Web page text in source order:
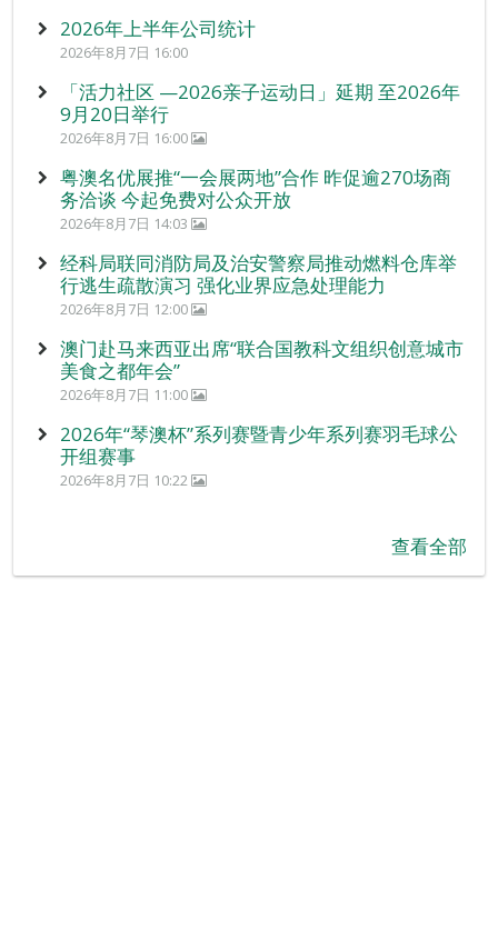
2026年上半年公司统计
2026年8月7日 16:00
「活力社区 —2026亲子运动日」延期 至2026年
9月20日举行
2026年8月7日 16:00
粤澳名优展推“一会展两地”合作 昨促逾270场商
务洽谈 今起免费对公众开放
2026年8月7日 14:03
经科局联同消防局及治安警察局推动燃料仓库举
行逃生疏散演习 强化业界应急处理能力
2026年8月7日 12:00
澳门赴马来西亚出席“联合国教科文组织创意城市
美食之都年会”
2026年8月7日 11:00
2026年“琴澳杯”系列赛暨青少年系列赛羽毛球公
开组赛事
2026年8月7日 10:22
查看全部